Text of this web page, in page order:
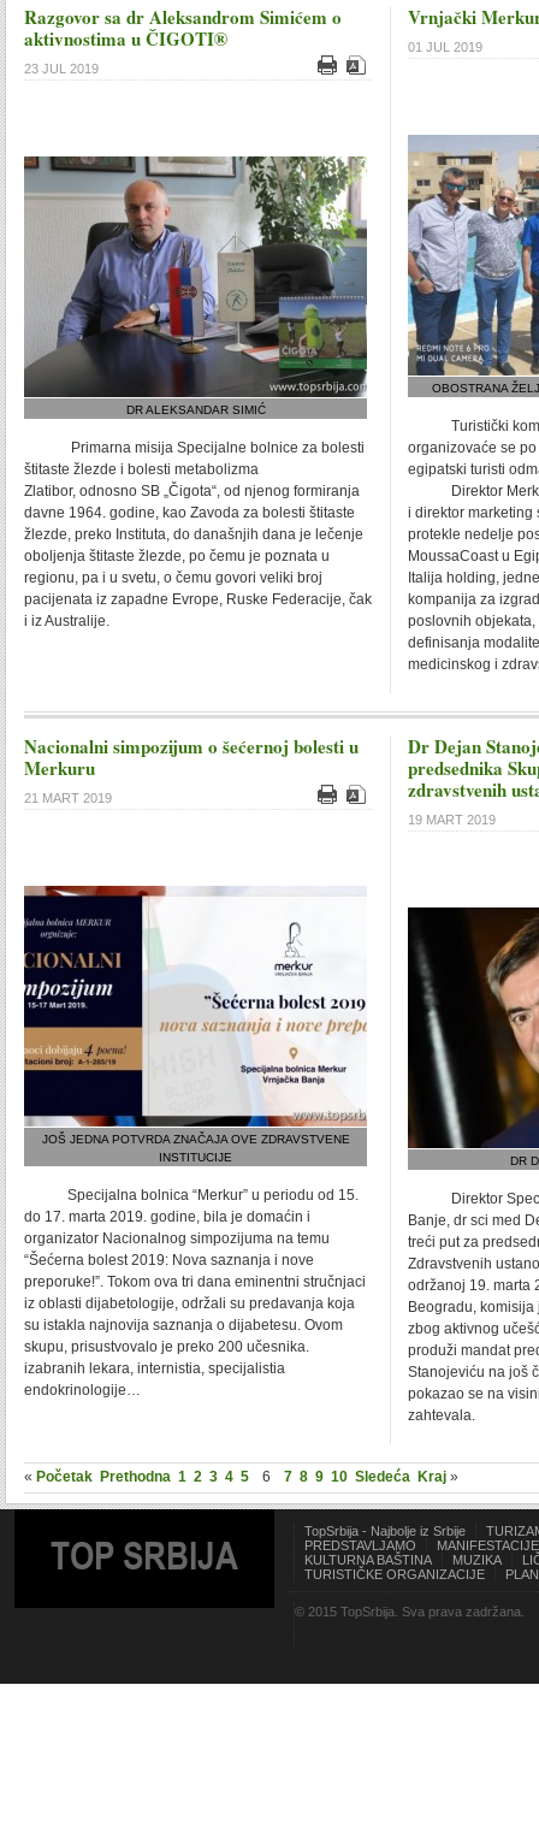
Razgovor sa dr Aleksandrom Simićem o
aktivnostima u ČIGOTI®
23 JUL 2019
DR ALEKSANDAR SIMIĆ
Primarna misija Specijalne bolnice za bolesti
štitaste žlezde i bolesti metabolizma
Zlatibor, odnosno SB „Čigota“, od njenog formiranja
davne 1964. godine, kao Zavoda za bolesti štitaste
žlezde, preko Instituta, do današnjih dana je lečenje
oboljenja štitaste žlezde, po čemu je poznata u
regionu, pa i u svetu, o čemu govori veliki broj
pacijenata iz zapadne Evrope, Ruske Federacije, čak
i iz Australije.
Vrnjački
01 JUL 2019
OBOSTRANA
Turistički
organizovaće se
egipatski turisti
Direktor
i direktor marketing
protekle nedelje
MoussaCoast u
Italija holding,
kompanija za
poslovnih
definisanja
medicinskog i
Nacionalni simpozijum o šećernoj bolesti u
Merkuru
21 MART 2019
JOŠ JEDNA POTVRDA ZNAČAJA OVE ZDRAVSTVENE
INSTITUCIJE
Specijalna bolnica “Merkur” u periodu od 15.
do 17. marta 2019. godine, bila je domaćin i
organizator Nacionalnog simpozijuma na temu
“Šećerna bolest 2019: Nova saznanja i nove
preporuke!”. Tokom ova tri dana eminentni stručnjaci
iz oblasti dijabetologije, održali su predavanja koja
su istakla najnovija saznanja o dijabetesu. Ovom
skupu, prisustvovalo je preko 200 učesnika.
izabranih lekara, internistia, specijalistia
endokrinologije…
Dr Dejan
predsednika
zdravstvenih
19 MART 2019
DR
Direktor
Banje, dr sci med
treći put za
Zdravstvenih
održanoj 19. marta
Beogradu,
zbog aktivnog
produži mandat
Stanojeviću na još
pokazao se na
zahtevala.
« Početak Prethodna 1 2 3 4 5 6 7 8 9 10 Sledeća Kraj »
TOP SRBIJA
TopSrbija - Najbolje iz Srbije
PREDSTAVLJAMO
MANIFESTACIJE
KULTURNA BAŠTINA
MUZIKA
TURISTIČKE ORGANIZACIJE
© 2015 TopSrbija. Sva prava zadržana.